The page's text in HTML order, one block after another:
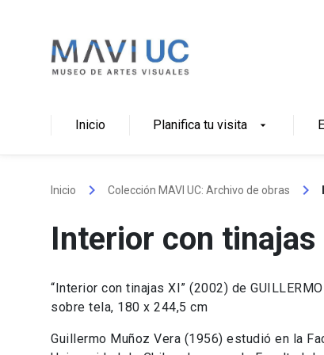
Inicio Planifica tu visita arrow_drop_down
Inicio keyboard_arrow_right Colección MAVI UC: Archivo de obras keyboard_arrow_right
Interior con tinajas
“Interior con tinajas XI” (2002) de
sobre tela, 180 x 244,5 cm
Guillermo Muñoz Vera (1956) estudió en la